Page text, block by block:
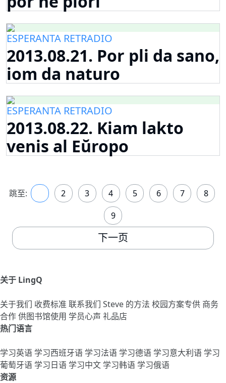
ESPERANTA RETRADIO
2013.08.21. Por pli da sano,
iom da naturo
ESPERANTA RETRADIO
2013.08.22. Kiam lakto
venis al Eŭropo
跳至: 2 3 4 5 6 7
8
9
下一页
关于 LingQ
关于我们 收费标准 联系我们 Steve 的方法 校园方案专供 商务
合作供图书馆使用 学员心声 礼品店
热门语言
学习英语 学习西班牙语 学习法语 学习德语 学习意大利语 学习
葡萄牙语 学习日语 学习中文 学习韩语 学习俄语
资源